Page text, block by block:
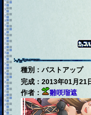
種別：バストアップ
完成：2013年01月21
作者：
雛咲瑠遮